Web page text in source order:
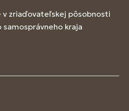
v zriaďovateľskej pôsobnosti
samosprávneho kraja